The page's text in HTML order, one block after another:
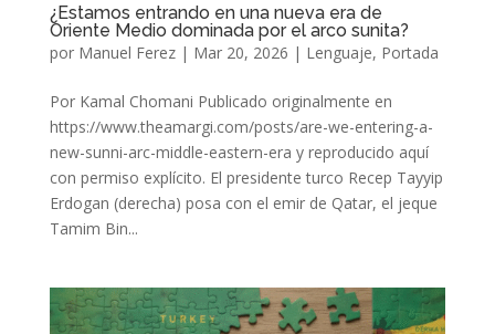
¿Estamos entrando en una nueva era de
Oriente Medio dominada por el arco sunita?
por Manuel Ferez| Mar 20, 2026 | Lenguaje, Portada
Por Kamal Chomani Publicado originalmente en
https://www.theamargi.com/posts/are-we-entering-a-
new-sunni-arc-middle-eastern-era y reproducido aquí
con permiso explícito. El presidente turco Recep Tayyip
Erdogan (derecha) posa con el emir de Qatar, el jeque
Tamim Bin...